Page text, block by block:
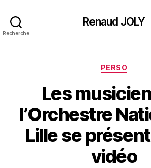
Recherche
Renaud JOLY
PERSO
Les
l’Orchestre
Lille se
vidéo